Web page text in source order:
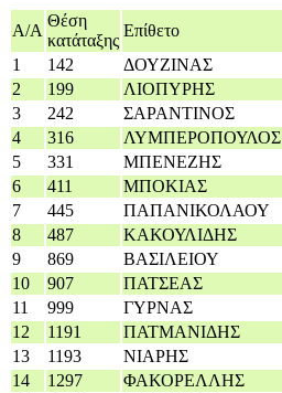
Α/A
Θέση
κατάταξης
Επίθετο
1
142 ΔΟΥΖΙΝΑΣ
2
199 ΛΙΟΠΥΡΗΣ
3
242 ΣΑΡΑΝΤΙΝΟΣ
4
316 ΛΥΜΠΕΡΟΠΟΥΛΟΣ
5
331 ΜΠΕΝΕΖΗΣ
6
411 ΜΠΟΚΙΑΣ
7
445 ΠΑΠΑΝΙΚΟΛΑΟΥ
8
487 ΚΑΚΟΥΛΙΔΗΣ
9
869 ΒΑΣΙΛΕΙΟΥ
10
907 ΠΑΤΣΕΑΣ
11
999 ΓΥΡΝΑΣ
12
1191 ΠΑΤΜΑΝΙΔΗΣ
13
1193 ΝΙΑΡΗΣ
14
1297 ΦΑΚΟΡΕΛΛΗΣ